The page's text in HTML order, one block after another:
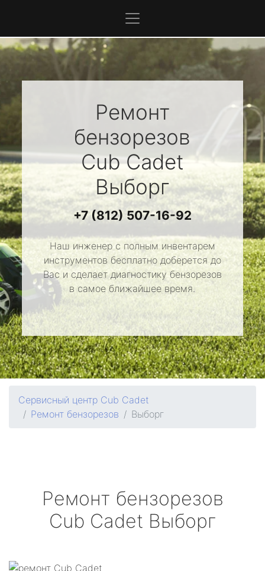
Ремонт
бензорезов
Cub Cadet
Выборг
+7 (812) 507-16-92
Наш инженер с полным инвентарем
инструментов бесплатно доберется до
Вас и сделает диагностику бензорезов
в самое ближайшее время.
Сервисный центр Cub Cadet
Ремонт бензорезов
Выборг
Ремонт бензорезов
Cub Cadet Выборг